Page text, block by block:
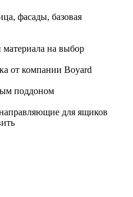
фасады, базовая
на выбор
от компании Boyard
поддоном
для ящиков